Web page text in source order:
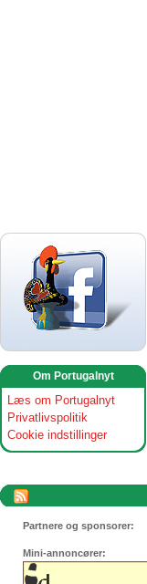
Om Portugalnyt
Læs om Portugalnyt
Privatlivspolitik
Cookie indstillinger
Partnere og sponsorer:
Mini-annoncører: